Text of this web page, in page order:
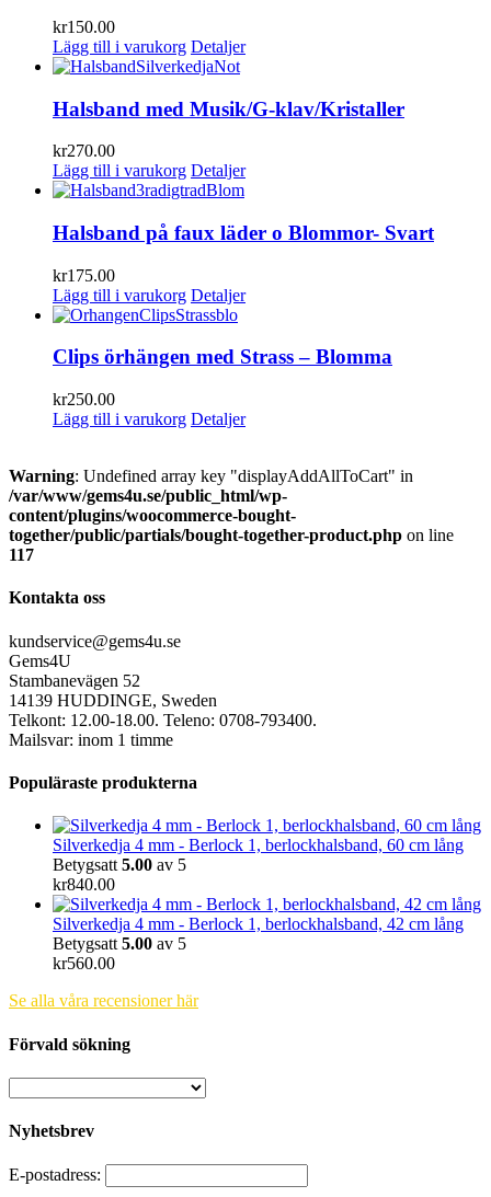
kr150.00
Lägg till i varukorg Detaljer
Halsband med Musik/G-klav/Kristaller
kr270.00
Lägg till i varukorg Detaljer
Halsband på faux läder o Blommor- Svart
kr175.00
Lägg till i varukorg Detaljer
Clips örhängen med Strass – Blomma
kr250.00
Lägg till i varukorg Detaljer
Warning: Undefined array key "displayAddAllToCart" in
/var/www/gems4u.se/public_html/wp-
content/plugins/woocommerce-bought-
together/public/partials/bought-together-product.php on line
117
Kontakta oss
kundservice@gems4u.se
Gems4U
Stambanevägen 52
14139 HUDDINGE, Sweden
Telkont: 12.00-18.00. Teleno: 0708-793400.
Mailsvar: inom 1 timme
Populäraste produkterna
Silverkedja 4 mm - Berlock 1, berlockhalsband, 60 cm lång
Betygsatt 5.00 av 5
kr840.00
Silverkedja 4 mm - Berlock 1, berlockhalsband, 42 cm lång
Betygsatt 5.00 av 5
kr560.00
Se alla våra recensioner här
Förvald sökning
Nyhetsbrev
E-postadress: